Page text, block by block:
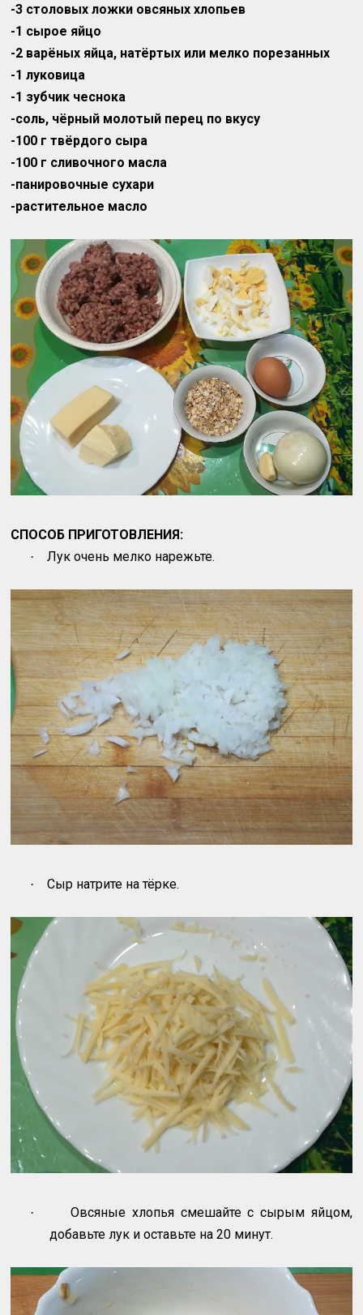
-3 столовых ложки овсяных хлопьев
-1 сырое яйцо
-2 варёных яйца, натёртых или мелко порезанных
-1 луковица
-1 зубчик чеснока
-соль, чёрный молотый перец по вкусу
-100 г твёрдого сыра
-100 г сливочного масла
-панировочные сухари
-растительное масло
СПОСОБ ПРИГОТОВЛЕНИЯ:
· Лук очень мелко нарежьте.
· Сыр натрите на тёрке.
·
Овсяные хлопья смешайте с сырым яйцом,
добавьте лук и оставьте на 20 минут.